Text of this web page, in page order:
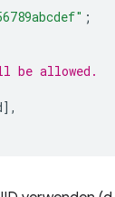
;
be allowed.
],